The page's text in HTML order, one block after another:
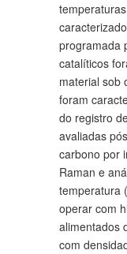
programada
catalíticos
material sob
foram
do registro
avaliadas
carbono por
Raman e
temperatura
operar com
alimentados
com